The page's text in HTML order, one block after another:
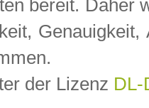
bereit. Daher
der Lizenz